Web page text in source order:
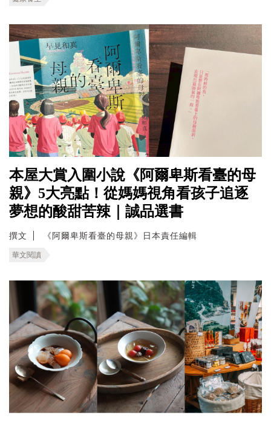
本屋大賞入圍小說《阿爾卑斯看臺的母
親》5大亮點！從媽媽視角看孩子追逐
夢想的酸甜苦辣｜誠品選書
撰文 《阿爾卑斯看臺的母親》日本責任編輯
華文閱讀